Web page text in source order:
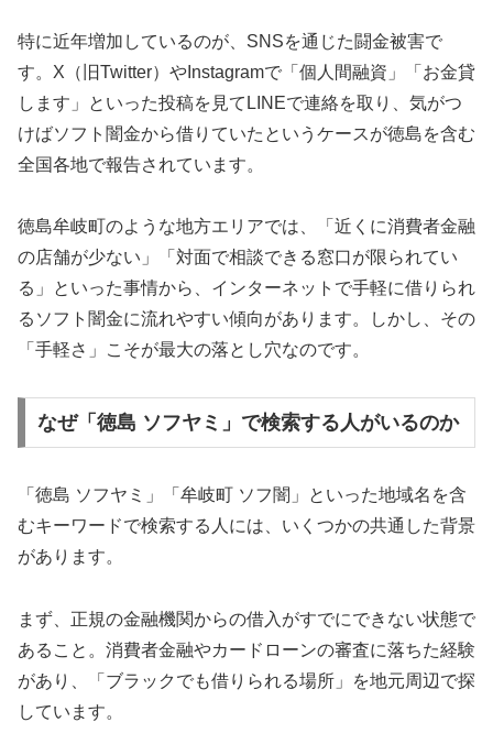
特に近年増加しているのが、SNSを通じた闘金被害で
す。X（旧Twitter）やInstagramで「個人間融資」「お金貸
します」といった投稿を見てLINEで連絡を取り、気がつ
けばソフト闇金から借りていたというケースが徳島を含む
全国各地で報告されています。
徳島牟岐町のような地方エリアでは、「近くに消費者金融
の店舗が少ない」「対面で相談できる窓口が限られてい
る」といった事情から、インターネットで手軽に借りられ
るソフト闇金に流れやすい傾向があります。しかし、その
「手軽さ」こそが最大の落とし穴なのです。
なぜ「徳島 ソフヤミ」で検索する人がいるのか
「徳島 ソフヤミ」「牟岐町 ソフ闇」といった地域名を含
むキーワードで検索する人には、いくつかの共通した背景
があります。
まず、正規の金融機関からの借入がすでにできない状態で
あること。消費者金融やカードローンの審査に落ちた経験
があり、「ブラックでも借りられる場所」を地元周辺で探
しています。